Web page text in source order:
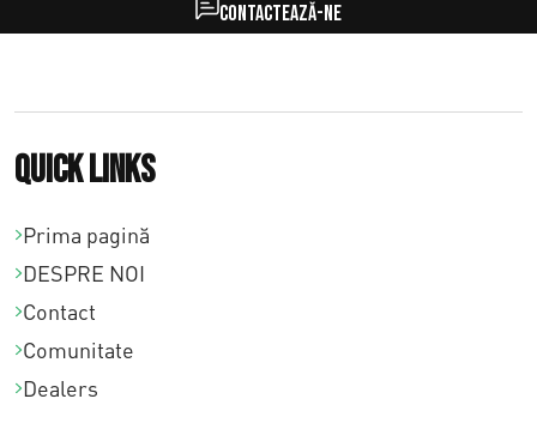
Contactează-ne
Quick links
Prima pagină
DESPRE NOI
Contact
Comunitate
Dealers